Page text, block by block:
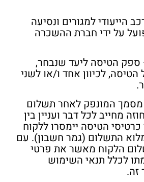
הייעודי למגורים ונסיעה
על ידי חברת ההשכרה
ספק הטיסה ליעד שנבחר,
לכיוון אחד ו/או לשני
מסמך המונפק לאחר תשלום
מחייב לכל דבר ועניין בין
הטיסה יימסרו ללקוח
התשלום (גמר חשבון). עם
הלקוח מאשר את פרטי
לכלל תנאי השימוש
זה.